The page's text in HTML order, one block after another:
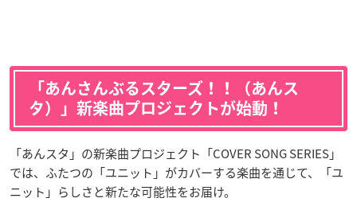
「あんさんぶるスターズ！！（あんス
タ）」新楽曲プロジェクトが始動！
「あんスタ」の新楽曲プロジェクト「COVER SONG SERIES」
では、ふたつの「ユニット」がカバーする楽曲を通じて、「ユ
ニット」らしさと新たな可能性をお届け。